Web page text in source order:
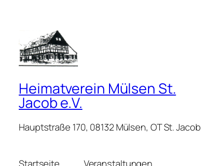
Heimatverein Mülsen St.
Jacob e.V.
Hauptstraße 170, 08132 Mülsen, OT St. Jacob